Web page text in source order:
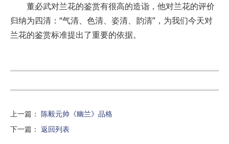
董必武对兰花的鉴赏有很高的造诣，他对兰花的评价
归纳为四清：“气清、色清、姿清、韵清”，为我们今天对
兰花的鉴赏标准提出了重要的依据。
上一篇 ： 陈毅元帅《幽兰》品格
下一篇 ： 返回列表